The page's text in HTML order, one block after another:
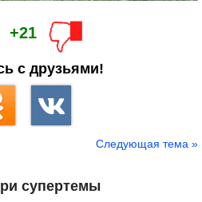
+21
с друзьями!
Следующая тема »
супертемы